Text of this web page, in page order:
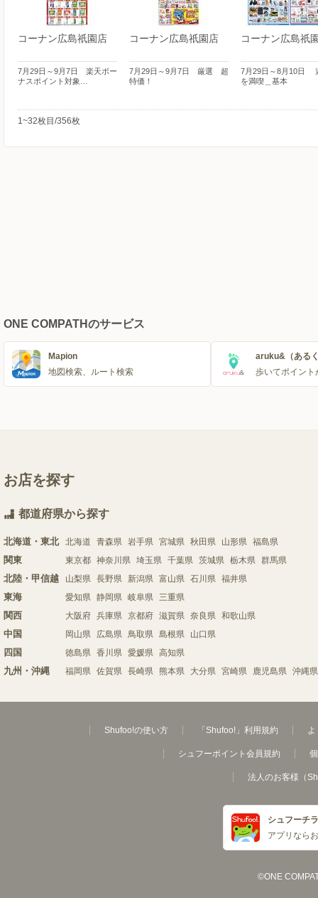
コーナン広島祇園店
7月29日～9月7日 楽天ボー
ナスポイント対象…
コーナン広島祇園店
7月29日～9月7日 厳選 超
特価！
コーナン広島祇
7月29日～8月10日
を満喫＿基本
1~32枚目/356枚
ONE COMPATHのサービス
Mapion
地図検索、ルート検索
aruku&（ある
歩いてポイント
お店を探す
都道府県から探す
北海道・東北 北海道 青森県 岩手県 宮城県 秋田県 山形県 福島県
関東 東京都 神奈川県 埼玉県 千葉県 茨城県 栃木県 群馬県
北陸・甲信越 山梨県 長野県 新潟県 富山県 石川県 福井県
東海 愛知県 静岡県 岐阜県 三重県
関西 大阪府 兵庫県 京都府 滋賀県 奈良県 和歌山県
中国 岡山県 広島県 鳥取県 島根県 山口県
四国 徳島県 香川県 愛媛県 高知県
九州・沖縄 福岡県 佐賀県 長崎県 熊本県 大分県 宮崎県 鹿児島県 沖縄県
Shufoo!の使い方 「Shufoo!」利用規約 よ
シュフーポイント会員規約
法人のお客様（
シュフーチ
アプリなら
©ONE